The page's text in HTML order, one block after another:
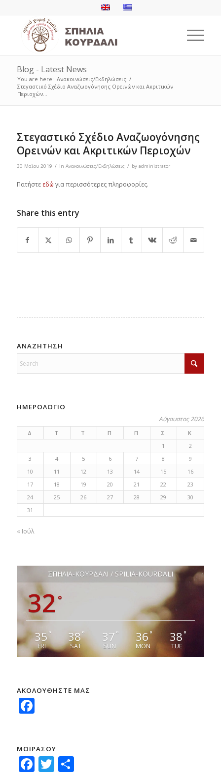
Blog - Latest News
You are here: Ανακοινώσεις/Εκδηλώσεις /
Στεγαστικό Σχέδιο Αναζωογόνησης Ορεινών και Ακριτικών
Περιοχών...
Στεγαστικό Σχέδιο Αναζωογόνησης
Ορεινών και Ακριτικών Περιοχών
30 Μαΐου 2019 / in Ανακοινώσεις/Εκδηλώσεις / by administrator
Πατήστε εδώ για περισσότερες πληροφορίες.
Share this entry
ΑΝΑΖΗΤΗΣΗ
ΗΜΕΡΟΛΟΓΙΟ
Αύγουστος 2026
Δ Τ Τ Π Π Σ
Κ
1
2
3
4 5 6 7 8
9
10
11 12 13 14 15
16
17
18 19 20 21 22
23
24
25 26 27 28 29
30
31
« Ιούλ
ΣΠΗΛΙΑ-ΚΟΥΡΔΑΛΙ / SPILIA-KOURDALI
32 °
35°
FRI
38°
SAT
37 °
SUN
36°
MON
38°
TUE
ΑΚΟΛΟΥΘΗΣΤΕ ΜΑΣ
Facebook
ΜΟΙΡΑΣΟΥ
Facebook
Twitter
Μοιραστείτε